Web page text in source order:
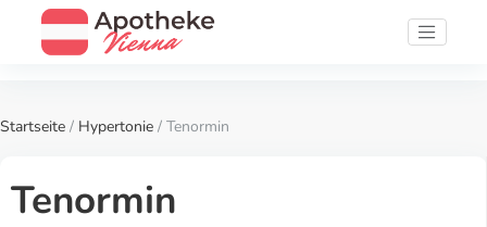
Startseite / Hypertonie / Tenormin
Tenormin